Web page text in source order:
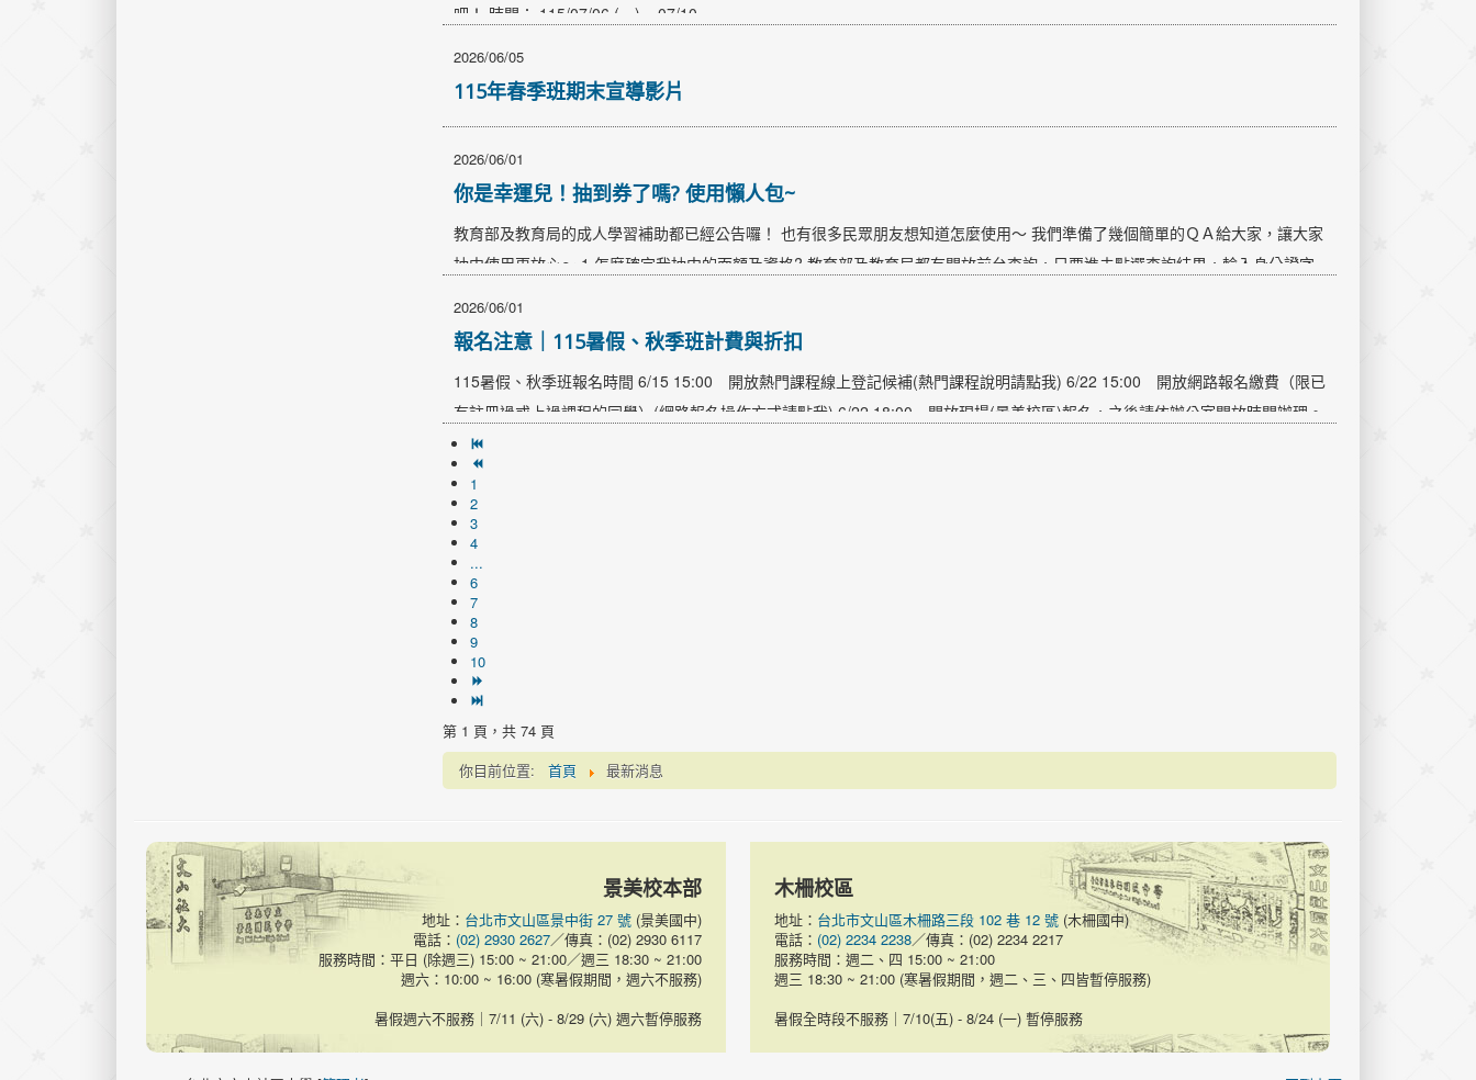
吧！ 時間： 115/07/06 (一) ~ 07/10…
2026/06/05
115年春季班期末宣導影片
2026/06/01
你是幸運兒！抽到券了嗎? 使用懶人包~
教育部及教育局的成人學習補助都已經公告囉！ 也有很多民眾朋友想知道怎麼使用～ 我們準備了幾個簡單的ＱＡ給大家，讓大家
抽中使用更放心～ 1.怎麼確定我抽中的面額及資格? 教育部及教育局都有開放前台查詢，只要進去點選查詢結果，輸入身分證字
9/30臺北市教育局…
2026/06/01
報名注意｜115暑假、秋季班計費與折扣
115暑假、秋季班報名時間 6/15 15:00 開放熱門課程線上登記候補(熱門課程說明請點我) 6/22 15:00 開放網路報名繳費（限已
有註冊過或上過課程的同學）(網路報名操作方式請點我) 6/22 18:00 開放現場(景美校區)報名，之後請依辦公室開放時間辦理。
…
1
2
3
4
...
6
7
8
9
10
第 1 頁，共 74 頁
你目前位置:
首頁 最新消息
景美校本部
地址： 台北市文山區景中街 27 號 (景美國中)
電話： (02) 2930 2627／傳真：(02) 2930 6117
服務時間：平日 (除週三) 15:00 ~ 21:00／週三 18:30 ~ 21:00
週六：10:00 ~ 16:00 (寒暑假期間，週六不服務)
暑假週六不服務｜7/11 (六) - 8/29 (六) 週六暫停服務
木柵校區
地址： 台北市文山區木柵路三段 102 巷 12 號 (木柵國中)
電話： (02) 2234 2238／傳真：(02) 2234 2217
服務時間：週二、四 15:00 ~ 21:00
週三 18:30 ~ 21:00 (寒暑假期間，週二、三、四皆暫停服務)
暑假全時段不服務｜7/10(五) - 8/24 (一) 暫停服務